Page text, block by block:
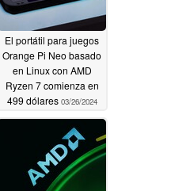
El portátil para juegos
Orange Pi Neo basado
en Linux con AMD
Ryzen 7 comienza en
499 dólares 03/26/2024